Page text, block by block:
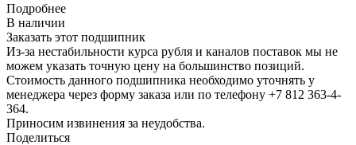
Подробнее
В наличии
Заказать этот подшипник
Из-за нестабильности курса рубля и каналов поставок мы не
можем указать точную цену на большинство позиций.
Стоимость данного подшипника необходимо уточнять у
менеджера через форму заказа или по телефону +7 812 363-4-
364.
Приносим извинения за неудобства.
Поделиться